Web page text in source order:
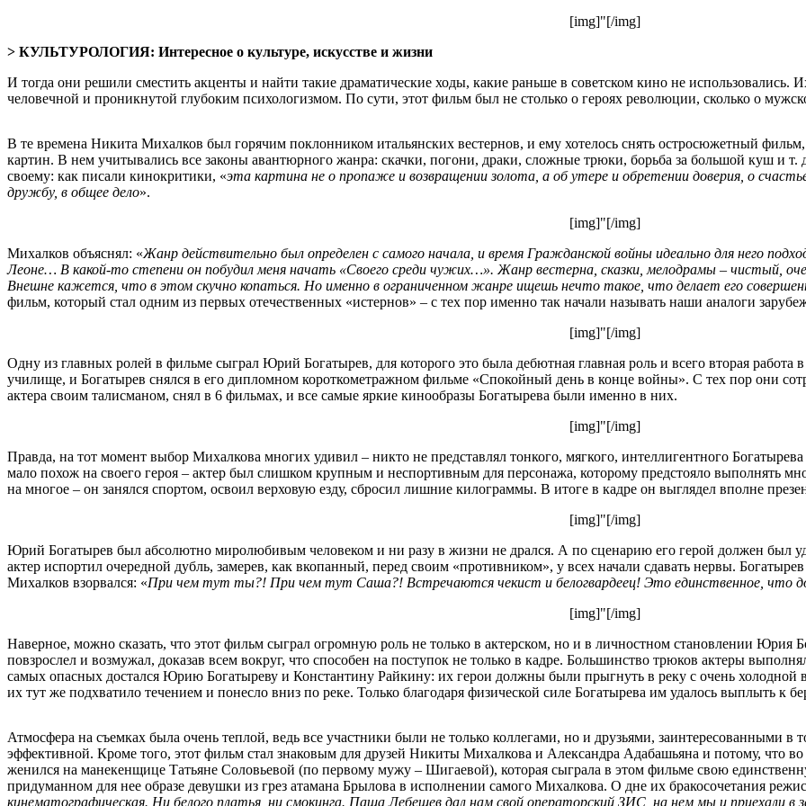
[img]"[/img]
> КУЛЬТУРОЛОГИЯ: Интересное о культуре, искусстве и жизни
И тогда они решили сместить акценты и найти такие драматические ходы, какие раньше в советском кино не
человечной и проникнутой глубоким психологизмом. По сути, этот фильм был не столько о героях революции, сколько о
В те времена Никита Михалков был горячим поклонником итальянских вестернов, и ему хотелось снять остросюжетный
картин. В нем учитывались все законы авантюрного жанра: скачки, погони, драки, сложные трюки, борьба за большой куш и
своему: как писали кинокритики, «эта картина не о пропаже и возвращении золота, а об утере и обретении доверия, о
дружбу, в общее дело».
[img]"[/img]
Михалков объяснял: «Жанр действительно был определен с самого начала, и время Гражданской войны идеально для него
Леоне… В какой-то степени он побудил меня начать «Своего среди чужих…». Жанр вестерна, сказки, мелодрамы – чистый,
Внешне кажется, что в этом скучно копаться. Но именно в ограниченном жанре ищешь нечто такое, что делает его
фильм, который стал одним из первых отечественных «истернов» – с тех пор именно так начали называть наши аналоги
[img]"[/img]
Одну из главных ролей в фильме сыграл Юрий Богатырев, для которого это была дебютная главная роль и всего вторая
училище, и Богатырев снялся в его дипломном короткометражном фильме «Спокойный день в конце войны». С тех пор они
актера своим талисманом, снял в 6 фильмах, и все самые яркие кинообразы Богатырева были именно в них.
[img]"[/img]
Правда, на тот момент выбор Михалкова многих удивил – никто не представлял тонкого, мягкого, интеллигентного
мало похож на своего героя – актер был слишком крупным и неспортивным для персонажа, которому предстояло выполнять
на многое – он занялся спортом, освоил верховую езду, сбросил лишние килограммы. В итоге в кадре он выглядел вполне
[img]"[/img]
Юрий Богатырев был абсолютно миролюбивым человеком и ни разу в жизни не дрался. А по сценарию его герой должен был
актер испортил очередной дубль, замерев, как вкопанный, перед своим «противником», у всех начали сдавать нервы.
Михалков взорвался: «При чем тут ты?! При чем тут Саша?! Встречаются чекист и белогвардеец! Это единственное, что
[img]"[/img]
Наверное, можно сказать, что этот фильм сыграл огромную роль не только в актерском, но и в личностном становлении Юрия
повзрослел и возмужал, доказав всем вокруг, что способен на поступок не только в кадре. Большинство трюков актеры
самых опасных достался Юрию Богатыреву и Константину Райкину: их герои должны были прыгнуть в реку с очень
их тут же подхватило течением и понесло вниз по реке. Только благодаря физической силе Богатырева им удалось выплыть к
Атмосфера на съемках была очень теплой, ведь все участники были не только коллегами, но и друзьями, заинтересованными
эффективной. Кроме того, этот фильм стал знаковым для друзей Никиты Михалкова и Александра Адабашьяна и потому, что во
женился на манекенщице Татьяне Соловьевой (по первому мужу – Шигаевой), которая сыграла в этом фильме свою
придуманном для нее образе девушки из грез атамана Брылова в исполнении самого Михалкова. О дне их бракосочетания
кинематографическая. Ни белого платья, ни смокинга. Паша Лебешев дал нам свой операторский ЗИС, на нем мы и приехали в